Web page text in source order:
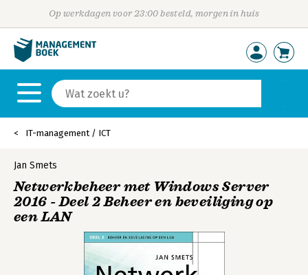
Op werkdagen voor 23:00 besteld, morgen in huis
IT-management / ICT
Jan Smets
Netwerkbeheer met Windows Server
2016 - Deel 2 Beheer en beveiliging op
een LAN